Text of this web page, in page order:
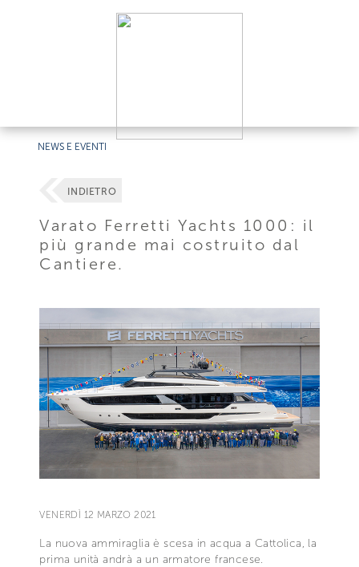
NEWS E EVENTI
INDIETRO
Varato Ferretti Yachts 1000: il
più grande mai costruito dal
Cantiere.
VENERDÌ 12 MARZO 2021
La nuova ammiraglia è scesa in acqua a Cattolica, la
prima unità andrà a un armatore francese.